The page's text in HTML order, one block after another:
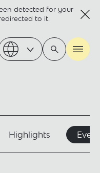
detected for your
to it.
Highlights